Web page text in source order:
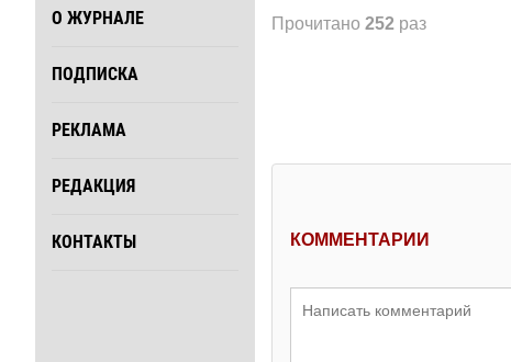
О ЖУРНАЛЕ
ПОДПИСКА
РЕКЛАМА
РЕДАКЦИЯ
КОНТАКТЫ
Прочитано 252 раз
КОММЕНТАРИИ